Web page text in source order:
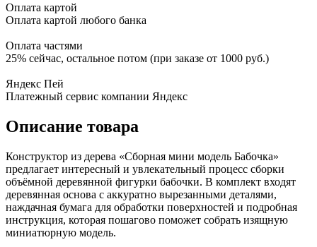
Оплата картой
Оплата картой любого банка
Оплата частями
25% сейчас, остальное потом (при заказе от 1000 руб.)
Яндекс Пей
Платежный сервис компании Яндекс
Описание товара
Конструктор из дерева «Сборная мини модель Бабочка»
предлагает интересный и увлекательный процесс сборки
объёмной деревянной фигурки бабочки. В комплект входят
деревянная основа с аккуратно вырезанными деталями,
наждачная бумага для обработки поверхностей и подробная
инструкция, которая пошагово поможет собрать изящную
миниатюрную модель.